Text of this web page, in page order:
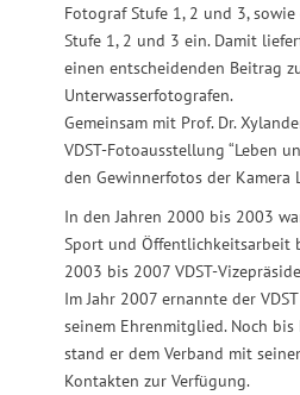
Fotograf Stufe 1, 2 und 3,
Stufe 1, 2 und 3 ein. Damit
einen entscheidenden Beitrag
Unterwasserfotografen.
Gemeinsam mit Prof. Dr.
VDST-Fotoausstellung “Leben
den Gewinnerfotos der Kamera
In den Jahren 2000 bis 2003
Sport und Öffentlichkeitsarbeit
2003 bis 2007 VDST-
Im Jahr 2007 ernannte der
seinem Ehrenmitglied. Noch bis
stand er dem Verband mit
Kontakten zur Verfügung.